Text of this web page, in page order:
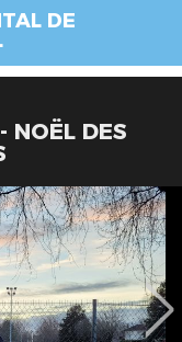
DE
NOËL DES